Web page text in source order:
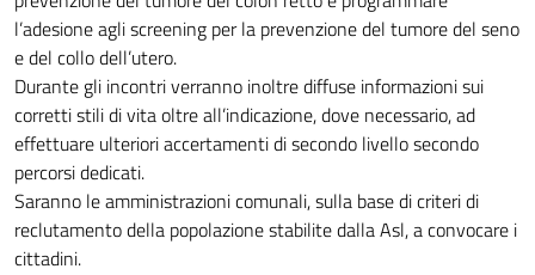
l’adesione agli screening per la prevenzione del tumore del seno
e del collo dell’utero.
Durante gli incontri verranno inoltre diffuse informazioni sui
corretti stili di vita oltre all’indicazione, dove necessario, ad
effettuare ulteriori accertamenti di secondo livello secondo
percorsi dedicati.
Saranno le amministrazioni comunali, sulla base di criteri di
reclutamento della popolazione stabilite dalla Asl, a convocare i
cittadini.